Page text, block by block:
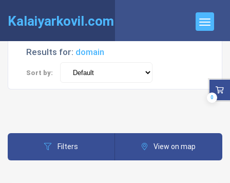
Kalaiyarkovil.com
Results for: domain
Sort by:
Filters View on map
0